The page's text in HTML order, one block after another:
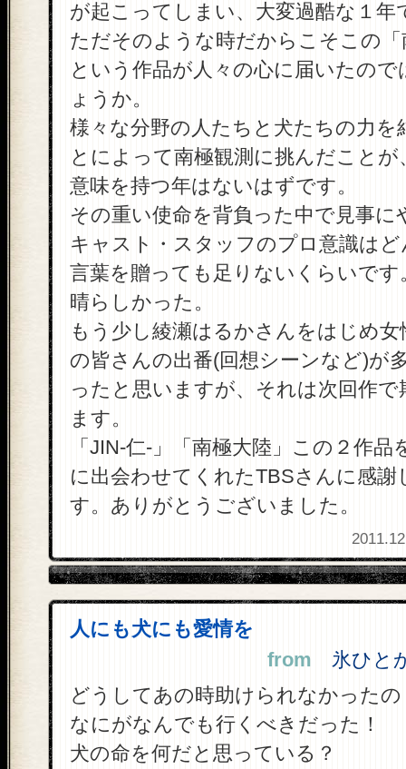
が起こってしまい、大変過酷な１年
ただそのような時だからこそこの「
という作品が人々の心に届いたので
ょうか。
様々な分野の人たちと犬たちの力を
とによって南極観測に挑んだことが
意味を持つ年はないはずです。
その重い使命を背負った中で見事に
キャスト・スタッフのプロ意識は
言葉を贈っても足りないくらいです
晴らしかった。
もう少し綾瀬はるかさんをはじめ
の皆さんの出番(回想シーンなど)が
ったと思いますが、それは次回作で
ます。
「JIN-仁-」「南極大陸」この２作品
に出会わせてくれたTBSさんに感謝
す。ありがとうございました。
人にも犬にも愛情を
from 氷ひと
どうしてあの時助けられなかったの
なにがなんでも行くべきだった！
犬の命を何だと思っている？